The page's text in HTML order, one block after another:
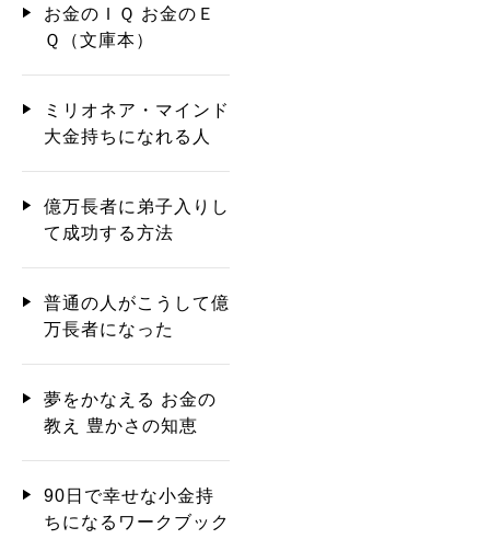
お金のＩＱ お金のＥ
Ｑ（文庫本）
ミリオネア・マインド
大金持ちになれる人
億万長者に弟子入りし
て成功する方法
普通の人がこうして億
万長者になった
夢をかなえる お金の
教え 豊かさの知恵
90日で幸せな小金持
ちになるワークブック